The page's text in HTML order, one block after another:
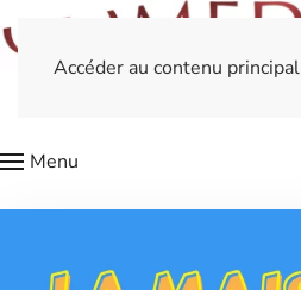
Accéder au contenu principal
Menu